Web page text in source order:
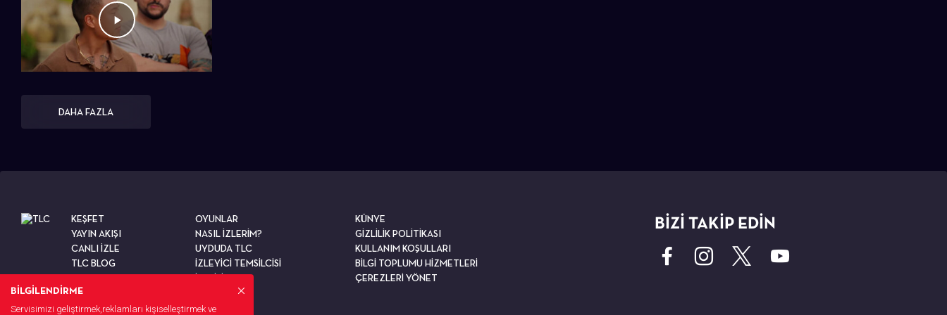
DAHA FAZLA
KEŞFET
YAYIN AKIŞI
CANLI İZLE
TLC BLOG
TESTLER
OYUNLAR
NASIL İZLERİM?
UYDUDA TLC
İZLEYİCİ TEMSİLCİSİ
İLETİŞİM
KÜNYE
GİZLİLİK POLİTİKASI
KULLANIM KOŞULLARI
BİLGİ TOPLUMU HİZMETLERİ
ÇEREZLERİ YÖNET
BİZİ TAKİP EDİN
BİLGİLENDİRME
Servisimizi geliştirmek,reklamları kişiselleştirmek ve